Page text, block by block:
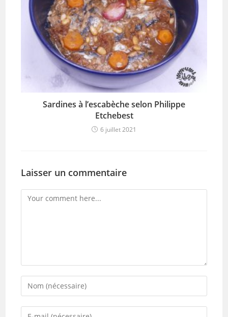
Sardines à l’escabèche selon Philippe
Etchebest
6 juillet 2021
Laisser un commentaire